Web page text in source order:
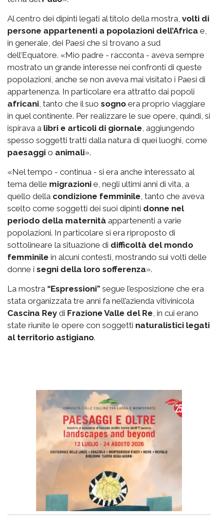
Al centro dei dipinti legati al titolo della mostra, volti di
persone appartenenti a popolazioni dell’Africa e,
in generale, dei Paesi che si trovano a sud
dell’Equatore. «Mio padre - racconta - aveva sempre
mostrato un grande interesse nei confronti di queste
popolazioni, anche se non aveva mai visitato i Paesi di
appartenenza. In particolare era attratto dai popoli
africani , tanto che il suo sogno era proprio viaggiare
in quel continente. Per realizzare le sue opere, quindi, si
ispirava a libri e articoli di giornale , aggiungendo
spesso soggetti tratti dalla natura di quei luoghi, come
paesaggi o animali».
«Nel tempo - continua - si era anche interessato al
tema delle migrazioni e, negli ultimi anni di vita, a
quello della condizione femminile , tanto che aveva
scelto come soggetti dei suoi dipinti donne nel
periodo della maternità appartenenti a varie
popolazioni. In particolare si era riproposto di
sottolineare la situazione di difficoltà del mondo
femminile in alcuni contesti, mostrando sui volti delle
donne i segni della loro sofferenza».
La mostra “Espressioni” segue l’esposizione che era
stata organizzata tre anni fa nell’azienda vitivinicola
Cascina Rey di Frazione Valle del Re , in cui erano
state riunite le opere con soggetti naturalistici legati
al territorio astigiano.